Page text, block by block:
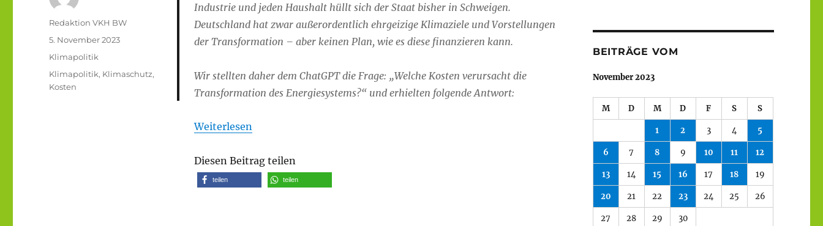
Industrie und jeden Haushalt hüllt sich der Staat bisher in Schweigen.
Deutschland hat zwar außerordentlich ehrgeizige Klimaziele und Vorstellungen
der Transformation – aber keinen Plan, wie es diese finanzieren kann.
Wir stellten daher dem ChatGPTdie Frage: „Welche Kosten verursacht die
Transformation des Energiesystems?“ und erhielten folgende Antwort:
Weiterlesen
Diesen Beitrag teilen
teilen teilen
Autor
Redaktion VKH BW
Veröffentlicht
am
5. November 2023
Kategorien
Klimapolitik
Schlagwörter
Klimapolitik, Klimaschutz,
Kosten
BEITRÄGE VOM
November 2023
M D M D F S S
1 2 3 4 5
6 7 8 9 10 11 12
13 14 15 16 17 18 19
20 21 22 23 24 25 26
27 28 29 30